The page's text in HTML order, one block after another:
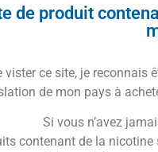
est un véritable
authentique qui
a engendré
recettes exclusives
la dégustation. C’est
Custard Blend.
de produit
vister ce site, je reconnais
de mon pays à
Si vous n’avez
contenant de la